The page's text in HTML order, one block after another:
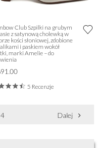
Club Szpilki na grubym
z satynową cholewką w
kości słoniowej, zdobione
i paskiem wokół
marki Amelie – do
5 Recenzje
4 Dalej